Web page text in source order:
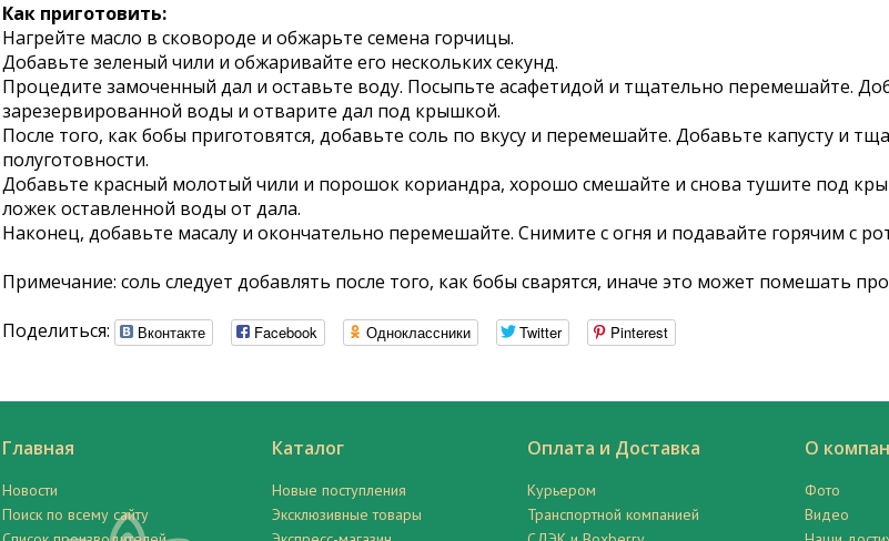
Как приготовить:
Нагрейте масло в сковороде и обжарьте семена горчицы.
Добавьте зеленый чили и обжаривайте его нескольких секунд.
Процедите замоченный дал и оставьте воду. Посыпьте асафетидой и тщательно перемешайте.
зарезервированной воды и отварите дал под крышкой.
После того, как бобы приготовятся, добавьте соль по вкусу и перемешайте. Добавьте капусту и
полуготовности.
Добавьте красный молотый чили и порошок кориандра, хорошо смешайте и снова тушите под
ложек оставленной воды от дала.
Наконец, добавьте масалу и окончательно перемешайте. Снимите с огня и подавайте горячим с
Примечание: соль следует добавлять после того, как бобы сварятся, иначе это может помешать
Поделиться:
Вконтакте Facebook Одноклассники Twitter Pinterest
Главная
Новости
Поиск по всему сайту
Каталог
Новые поступления
Эксклюзивные товары
Оплата и Доставка
Курьером
Транспортной компанией
О
Фото
Видео